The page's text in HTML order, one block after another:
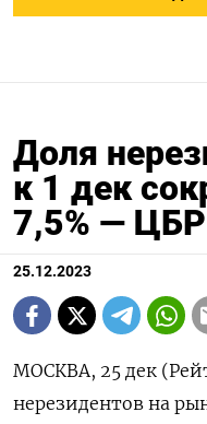
Доля
к 1 дек
7,5% — ЦБР
25.12.2023
МОСКВА, 25 дек
нерезидентов на